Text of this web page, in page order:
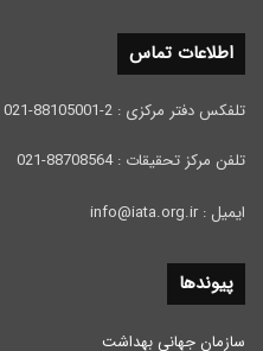
اطلاعات تماس
تلفکس دفتر مرکزی : 2-88105001-021
تلفن مرکز تحقیقات : 88708564-021
ایمیل : info@iata.org.ir
پیوندها
سازمان جهانی بهداشت